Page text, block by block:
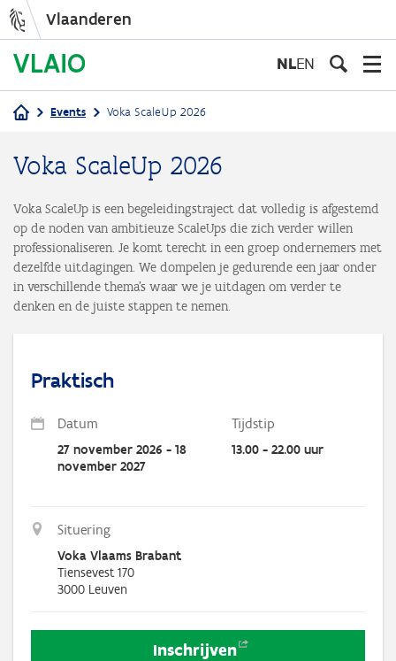
Vlaanderen
NLEN
Events Voka ScaleUp 2026
Voka ScaleUp 2026
Voka ScaleUp is een begeleidingstraject dat volledig is afgestemd
op de noden van ambitieuze ScaleUps die zich verder willen
professionaliseren. Je komt terecht in een groep ondernemers met
dezelfde uitdagingen. We dompelen je gedurende een jaar onder
in verschillende thema’s waar we je uitdagen om verder te
denken en de juiste stappen te nemen.
Praktisch
Datum Tijdstip
27 november 2026 - 18
november 2027
13.00 - 22.00 uur
Situering
Voka Vlaams Brabant
Tiensevest 170
3000 Leuven
Inschrijven